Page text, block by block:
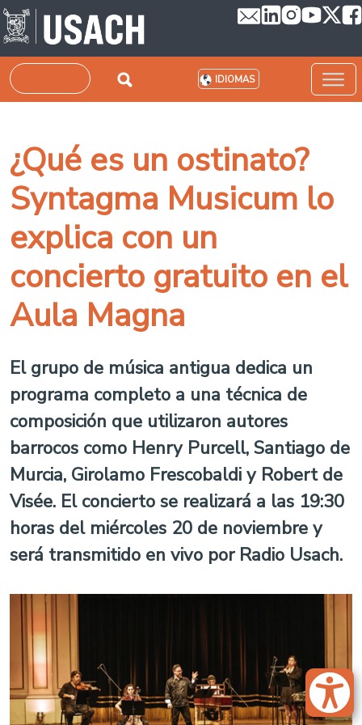
Pasar al contenido principal
Buscar IDIOMAS
¿Qué es un ostinato?
Syntagma Musicum lo
explica con un
concierto gratuito en el
Aula Magna
El grupo de música antigua dedica un
programa completo a una técnica de
composición que utilizaron autores
barrocos como Henry Purcell, Santiago de
Murcia, Girolamo Frescobaldi y Robert de
Visée. El concierto se realizará a las 19:30
horas del miércoles 20 de noviembre y
será transmitido en vivo por Radio Usach.